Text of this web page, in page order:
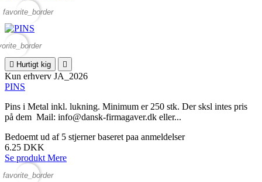
favorite_border
 Hurtigt kig 
Kun erhverv JA_2026
PINS
Pins i Metal inkl. lukning. Minimum er 250 stk. Der sksl intes pris
på dem Mail: info@dansk-firmagaver.dk eller...
Bedoemt ud af 5 stjerner baseret paa anmeldelser
6.25 DKK
Se produkt Mere
favorite_border